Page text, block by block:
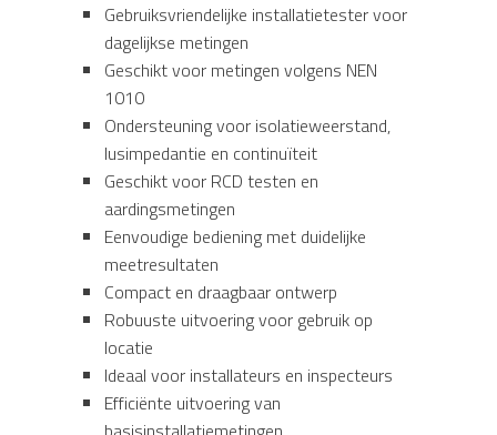
Gebruiksvriendelijke installatietester voor
dagelijkse metingen
Geschikt voor metingen volgens NEN
1010
Ondersteuning voor isolatieweerstand,
lusimpedantie en continuïteit
Geschikt voor RCD testen en
aardingsmetingen
Eenvoudige bediening met duidelijke
meetresultaten
Compact en draagbaar ontwerp
Robuuste uitvoering voor gebruik op
locatie
Ideaal voor installateurs en inspecteurs
Efficiënte uitvoering van